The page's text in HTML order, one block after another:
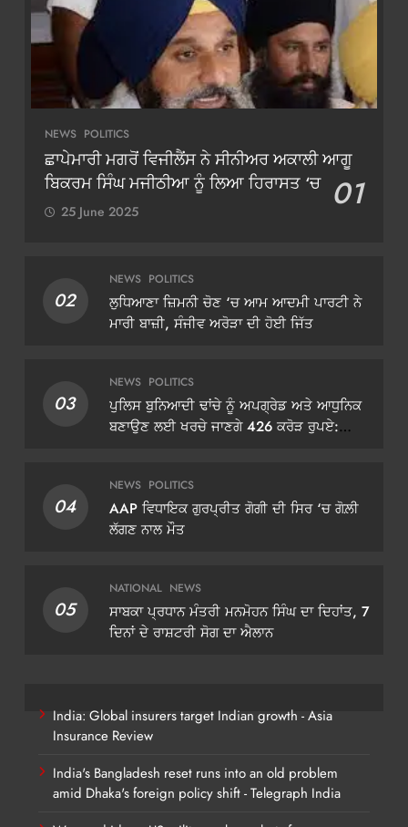
NEWS POLITICS
ਛਾਪੇਮਾਰੀ ਮਗਰੋਂ ਵਿਜੀਲੈਂਸ ਨੇ ਸੀਨੀਅਰ ਅਕਾਲੀ ਆਗੂ
ਬਿਕਰਮ ਸਿੰਘ ਮਜੀਠੀਆ ਨੂੰ ਲਿਆ ਹਿਰਾਸਤ ‘ਚ 01
25 June 2025
02
NEWS POLITICS
ਲੁਧਿਆਣਾ ਜ਼ਿਮਨੀ ਚੋਣ ‘ਚ ਆਮ ਆਦਮੀ ਪਾਰਟੀ ਨੇ
ਮਾਰੀ ਬਾਜ਼ੀ, ਸੰਜੀਵ ਅਰੋੜਾ ਦੀ ਹੋਈ ਜਿੱਤ
03
NEWS POLITICS
ਪੁਲਿਸ ਬੁਨਿਆਦੀ ਢਾਂਚੇ ਨੂੰ ਅਪਗ੍ਰੇਡ ਅਤੇ ਆਧੁਨਿਕ
ਬਣਾਉਣ ਲਈ ਖਰਚੇ ਜਾਣਗੇ 426 ਕਰੋੜ ਰੁਪਏ:
04
NEWS POLITICS
AAP ਵਿਧਾਇਕ ਗੁਰਪ੍ਰੀਤ ਗੋਗੀ ਦੀ ਸਿਰ ‘ਚ ਗੋਲ਼ੀ
ਲੱਗਣ ਨਾਲ ਮੌਤ
05
NATIONAL NEWS
ਸਾਬਕਾ ਪ੍ਰਧਾਨ ਮੰਤਰੀ ਮਨਮੋਹਨ ਸਿੰਘ ਦਾ ਦਿਹਾਂਤ, 7
ਦਿਨਾਂ ਦੇ ਰਾਸ਼ਟਰੀ ਸੋਗ ਦਾ ਐਲਾਨ
India: Global insurers target Indian growth - Asia
Insurance Review
India's Bangladesh reset runs into an old problem
amid Dhaka's foreign policy shift - Telegraph India